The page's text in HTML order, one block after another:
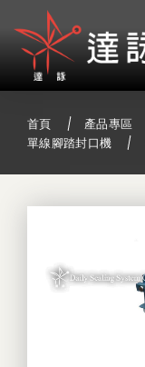
首頁 產品專區
單線腳踏封口機